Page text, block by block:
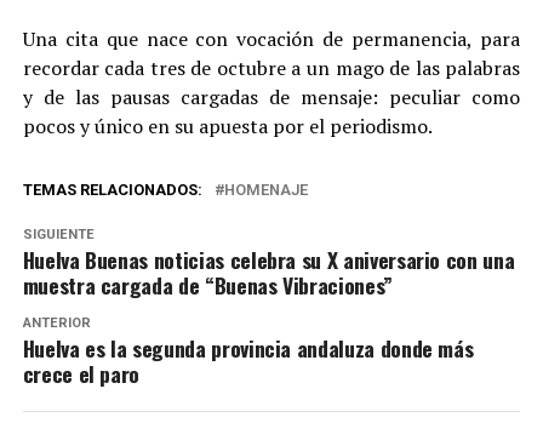
Una cita que nace con vocación de permanencia, para
recordar cada tres de octubre a un mago de las palabras
y de las pausas cargadas de mensaje: peculiar como
pocos y único en su apuesta por el periodismo.
TEMAS RELACIONADOS: HOMENAJE
SIGUIENTE
Huelva Buenas noticias celebra su X aniversario con una
muestra cargada de “Buenas Vibraciones”
ANTERIOR
Huelva es la segunda provincia andaluza donde más
crece el paro